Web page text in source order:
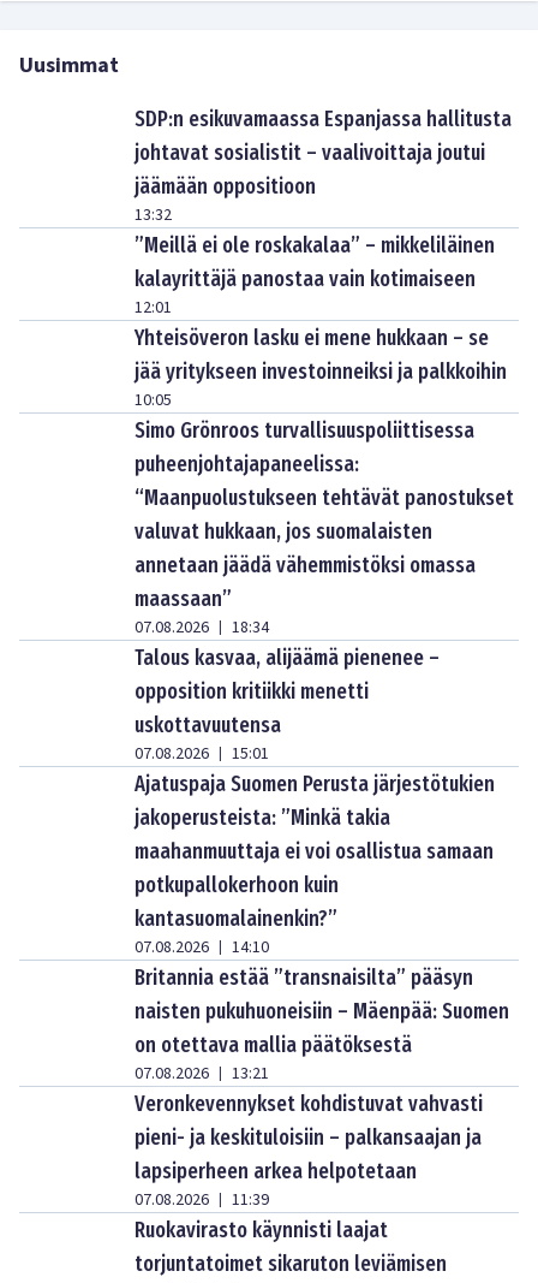
Uusimmat
SDP:n esikuvamaassa Espanjassa hallitusta
johtavat sosialistit – vaalivoittaja joutui
jäämään oppositioon
13:32
”Meillä ei ole roskakalaa” – mikkeliläinen
kalayrittäjä panostaa vain kotimaiseen
12:01
Yhteisöveron lasku ei mene hukkaan – se
jää yritykseen investoinneiksi ja palkkoihin
10:05
Simo Grönroos turvallisuuspoliittisessa
puheenjohtajapaneelissa:
“Maanpuolustukseen tehtävät panostukset
valuvat hukkaan, jos suomalaisten
annetaan jäädä vähemmistöksi omassa
maassaan”
07.08.2026 | 18:34
Talous kasvaa, alijäämä pienenee –
opposition kritiikki menetti
uskottavuutensa
07.08.2026 | 15:01
Ajatuspaja Suomen Perusta järjestötukien
jakoperusteista: ”Minkä takia
maahanmuuttaja ei voi osallistua samaan
potkupallokerhoon kuin
kantasuomalainenkin?”
07.08.2026 | 14:10
Britannia estää ”transnaisilta” pääsyn
naisten pukuhuoneisiin – Mäenpää: Suomen
on otettava mallia päätöksestä
07.08.2026 | 13:21
Veronkevennykset kohdistuvat vahvasti
pieni- ja keskituloisiin – palkansaajan ja
lapsiperheen arkea helpotetaan
07.08.2026 | 11:39
Ruokavirasto käynnisti laajat
torjuntatoimet sikaruton leviämisen